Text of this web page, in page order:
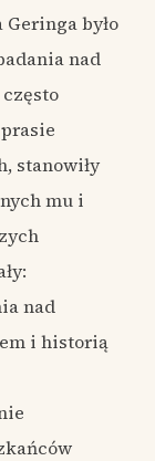
było
nad
stanowiły
mu i
nad
i historią